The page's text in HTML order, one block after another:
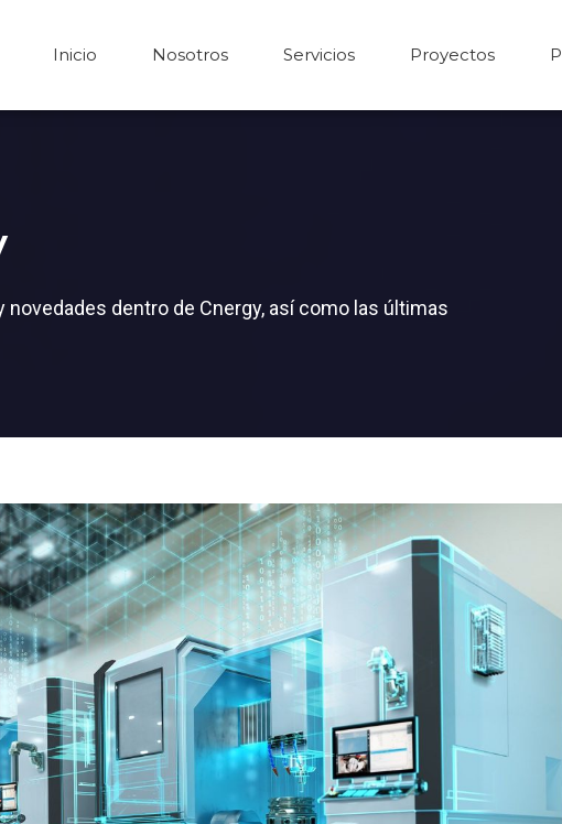
Inicio Nosotros Servicios Proyectos
dentro de Cnergy, así como las últimas